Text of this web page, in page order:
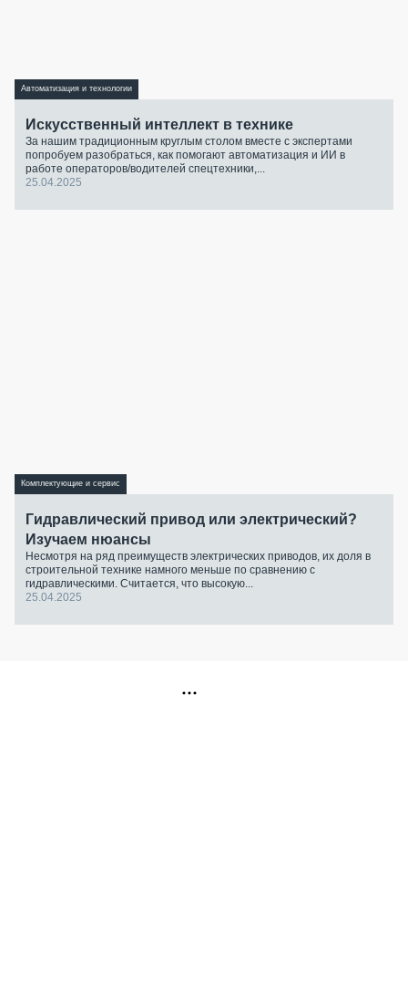
Автоматизация и технологии
Искусственный интеллект в технике
За нашим традиционным круглым столом вместе с экспертами
попробуем разобраться, как помогают автоматизация и ИИ в
работе операторов/водителей спецтехники,...
25.04.2025
Комплектующие и сервис
Гидравлический привод или электрический?
Изучаем нюансы
Несмотря на ряд преимуществ электрических приводов, их доля в
строительной технике намного меньше по сравнению с
гидравлическими. Считается, что высокую...
25.04.2025